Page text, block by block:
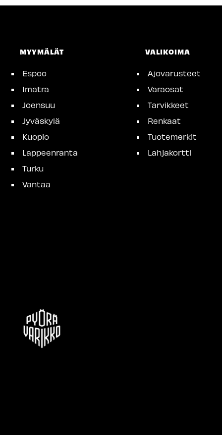
MYYMÄLÄT
Espoo
Imatra
Joensuu
Jyväskylä
Kuopio
Lappeenranta
Turku
Vantaa
VALIKOIMA
Ajovarusteet
Varaosat
Tarvikkeet
Renkaat
Tuotemerkit
Lahjakortti